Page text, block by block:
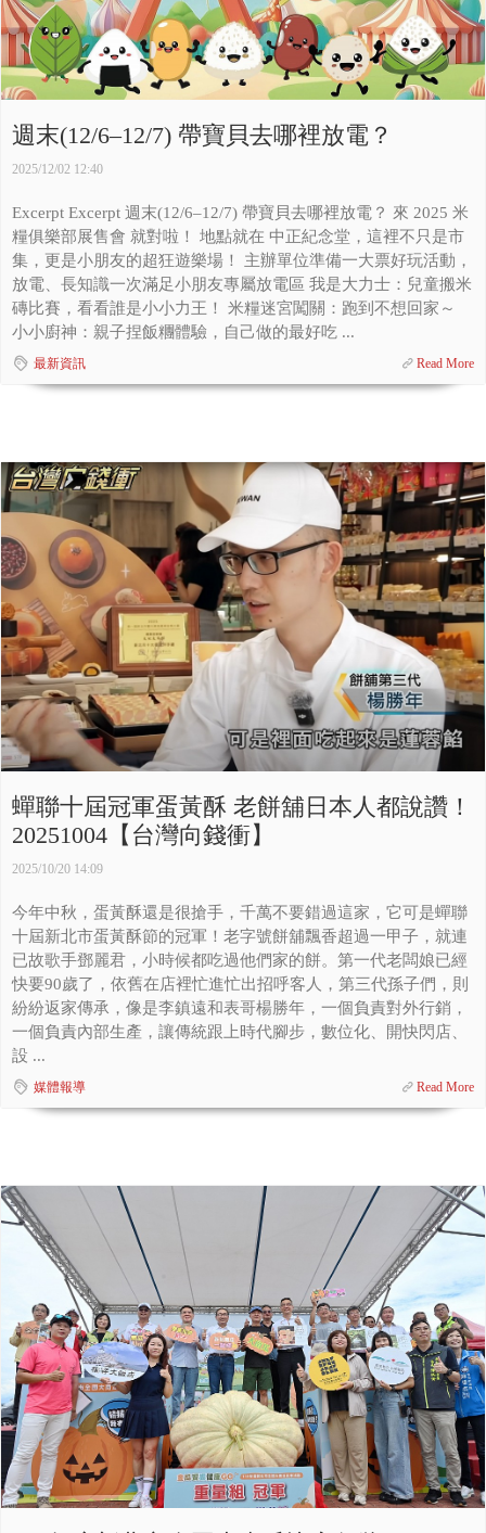
週末(12/6–12/7) 帶寶貝去哪裡放電？
2025/12/02 12:40
Excerpt Excerpt 週末(12/6–12/7) 帶寶貝去哪裡放電？ 來 2025 米
糧俱樂部展售會 就對啦！ 地點就在 中正紀念堂，這裡不只是市
集，更是小朋友的超狂遊樂場！ 主辦單位準備一大票好玩活動，
放電、長知識一次滿足小朋友專屬放電區 我是大力士：兒童搬米
磚比賽，看看誰是小小力王！ 米糧迷宮闖關：跑到不想回家～
小小廚神：親子捏飯糰體驗，自己做的最好吃 ...
最新資訊 Read More
蟬聯十屆冠軍蛋黃酥 老餅舖日本人都說讚！
20251004【台灣向錢衝】
2025/10/20 14:09
今年中秋，蛋黃酥還是很搶手，千萬不要錯過這家，它可是蟬聯
十屆新北市蛋黃酥節的冠軍！老字號餅舖飄香超過一甲子，就連
已故歌手鄧麗君，小時候都吃過他們家的餅。第一代老闆娘已經
快要90歲了，依舊在店裡忙進忙出招呼客人，第三代孫子們，則
紛紛返家傳承，像是李鎮遠和表哥楊勝年，一個負責對外行銷，
一個負責內部生產，讓傳統跟上時代腳步，數位化、開快閃店、
設 ...
媒體報導 Read More